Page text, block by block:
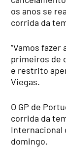
os anos se
corrida da
“Vamos
primeiros de
e restrito
Viegas.
O GP de
corrida da
Internacional
domingo.